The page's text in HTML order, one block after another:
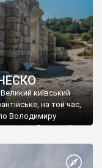
київський
на той час,
Володимиру
Василю ІІ, та
християнином.
Таврійського